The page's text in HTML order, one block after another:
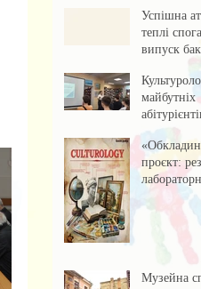
Успішна
теплі
випуск
майбутніх
зустріч із
ліцею
проєкт:
Музейна